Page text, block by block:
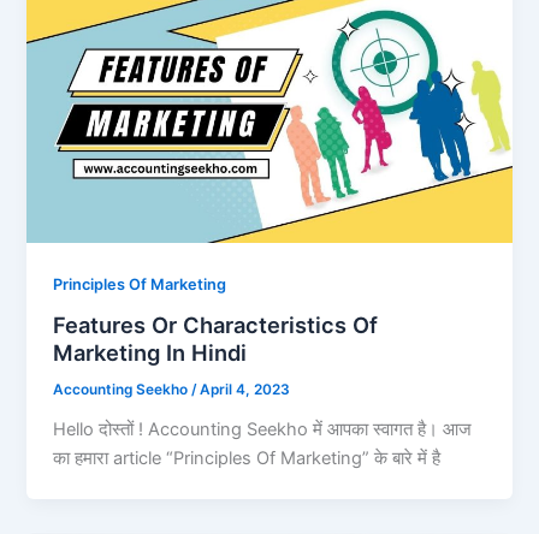
Principles Of Marketing
Features Or Characteristics Of
Marketing In Hindi
Accounting Seekho/April 4, 2023
Hello दोस्तों ! Accounting Seekho में आपका स्वागत है। आज
का हमारा article “Principles Of Marketing” के बारे में है